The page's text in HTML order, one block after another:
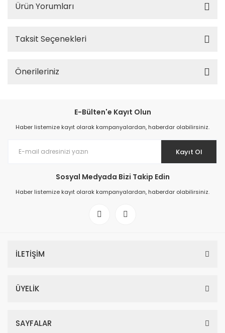
Ürün Yorumları
Taksit Seçenekleri
Önerileriniz
E-Bülten'e Kayıt Olun
Haber listemize kayıt olarak kampanyalardan, haberdar olabilirsiniz.
Kayıt Ol
Sosyal Medyada Bizi Takip Edin
Haber listemize kayıt olarak kampanyalardan, haberdar olabilirsiniz.
İLETİŞİM
ÜYELİK
SAYFALAR